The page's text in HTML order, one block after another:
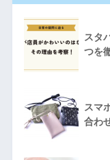
スタ
つを
スマ
合わ